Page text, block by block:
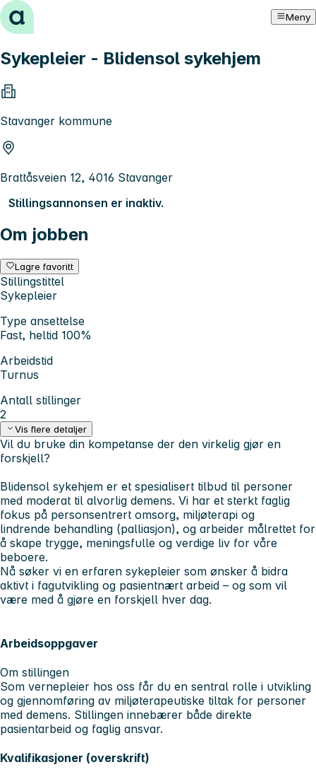
Hopp til innhold Meny
Sykepleier - Blidensol sykehjem
Stavanger kommune
Brattåsveien 12, 4016 Stavanger
Stillingsannonsen er inaktiv.
Om jobben
Lagre favoritt
Stillingstittel
Sykepleier
Type ansettelse
Fast, heltid 100%
Arbeidstid
Turnus
Antall stillinger
2
Vis flere detaljer
Vil du bruke din kompetanse der den virkelig gjør en
forskjell?
Blidensol sykehjem er et spesialisert tilbud til personer
med moderat til alvorlig demens. Vi har et sterkt faglig
fokus på personsentrert omsorg, miljøterapi og
lindrende behandling (palliasjon), og arbeider målrettet for
å skape trygge, meningsfulle og verdige liv for våre
beboere.
Nå søker vi en erfaren sykepleier som ønsker å bidra
aktivt i fagutvikling og pasientnært arbeid – og som vil
være med å gjøre en forskjell hver dag.
Arbeidsoppgaver
Om stillingen
Som vernepleier hos oss får du en sentral rolle i utvikling
og gjennomføring av miljøterapeutiske tiltak for personer
med demens. Stillingen innebærer både direkte
pasientarbeid og faglig ansvar.
Kvalifikasjoner (overskrift)